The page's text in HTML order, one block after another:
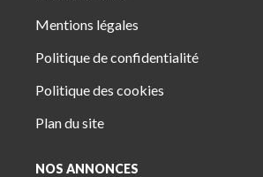
Mentions légales
Politique de confidentialité
Politique des cookies
Plan du site
NOS ANNONCES